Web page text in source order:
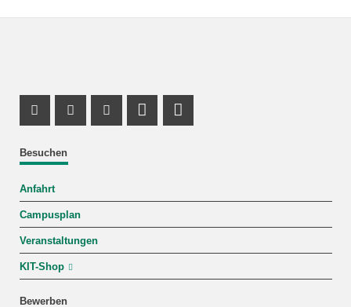
Besuchen
Anfahrt
Campusplan
Veranstaltungen
KIT-Shop
Bewerben
Instagram Profil
Facebook Profil
Youtube Profil
Profil Mastodon
LinkedIn Profil